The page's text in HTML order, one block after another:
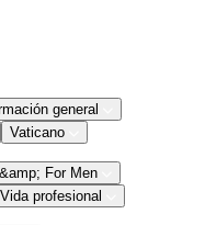
general
Vaticano
For Men
Vida profesional